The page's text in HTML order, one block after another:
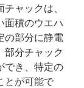
ャックは、
面積のウエハ
の部分に静電
部分チャック
でき、特定の
とが可能で